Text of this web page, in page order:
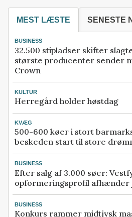
MEST LÆSTE SENESTE
BUSINESS
32.500 stipladser skifter
største producenter sender
Crown
KULTUR
Herregård holder høstdag
KVÆG
500-600 køer i stort
beskeden start til store
BUSINESS
Efter salg af 3.000 søer:
opformeringsprofil afhænder
BUSINESS
Konkurs rammer midtjysk